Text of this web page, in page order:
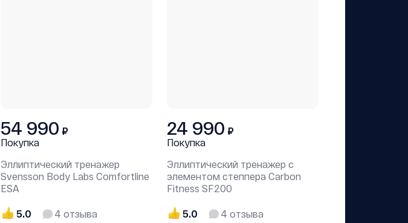
54 990 ₽
Покупка
Эллиптический тренажер
Svensson Body Labs Comfortline
ESA
5.0 4 отзыва
24 990 ₽
Покупка
Эллиптический тренажер с
элементом степпера Carbon
Fitness SF200
5.0 4 отзыва